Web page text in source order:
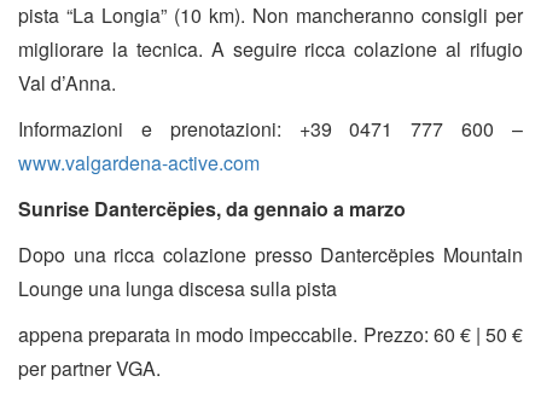
pista “La Longia” (10 km). Non mancheranno consigli per
migliorare la tecnica. A seguire ricca colazione al rifugio
Val d’Anna.
Informazioni e prenotazioni: +39 0471 777 600 –
www.valgardena-active.com
Sunrise Dantercëpies, da gennaio a marzo
Dopo una ricca colazione presso Dantercëpies Mountain
Lounge una lunga discesa sulla pista
appena preparata in modo impeccabile. Prezzo: 60 € | 50 €
per partner VGA.